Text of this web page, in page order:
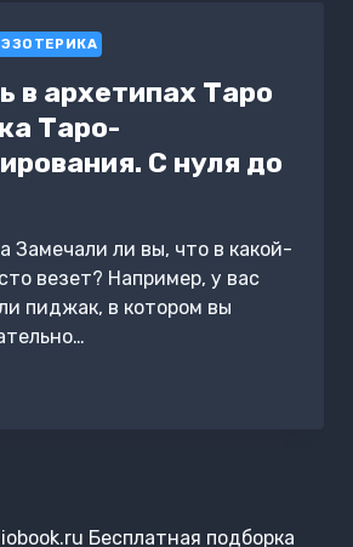
ЭЗОТЕРИКА
в архетипах Таро
Таро-
С нуля до
Замечали ли вы, что в какой-
везет? Например, у вас
пиджак, в котором вы
Бесплатная подборка